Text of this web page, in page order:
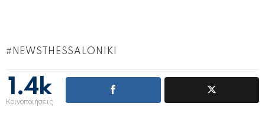
NEWSTHESSALONIKI
1.4k
Κοινοποιήσεις